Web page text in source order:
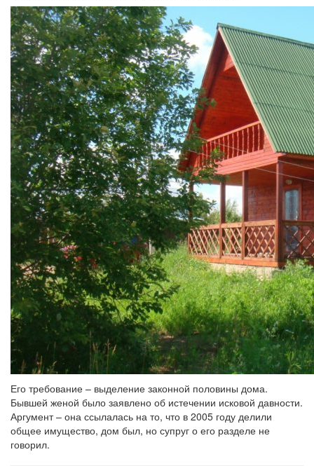
Его требование – выделение законной половины дома.
Бывшей женой было заявлено об истечении исковой давности.
Аргумент – она ссылалась на то, что в 2005 году делили
общее имущество, дом был, но супруг о его разделе не
говорил.